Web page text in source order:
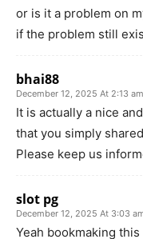
or is it a problem on
if the problem still
bhai88
December 12, 2025 At 2:13 am
It is actually a nice
that you simply
Please keep us
slot pg
December 12, 2025 At 3:03
Yeah bookmaking